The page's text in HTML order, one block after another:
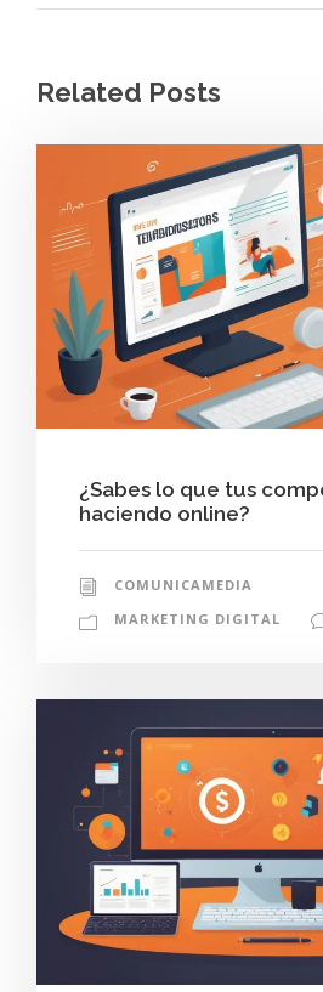
Related Posts
¿Sabes lo que tus
haciendo online?
COMUNICAMEDIA
MARKETING DIGITAL